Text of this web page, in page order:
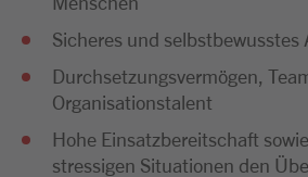
Sicheres und selbstbewusstes
Durchsetzungsvermögen,
Organisationstalent
Hohe Einsatzbereitschaft
stressigen Situationen den